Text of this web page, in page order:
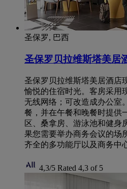
圣保罗, 巴西
圣保罗贝拉维斯塔美居
圣保罗贝拉维斯塔美居酒店
愉悦的住宿时光。客房采用
无线网络；可改造成办公室
餐，并在午餐和晚餐时提供
区、桑拿房、游泳池和健身
果您需要举办商务会议的场
齐全的多功能厅以及商务中
4,3/5 Rated 4,3 of 5